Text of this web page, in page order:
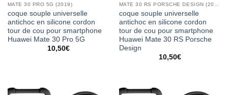
MATE 30 PRO 5G (2019)
coque souple universelle
antichoc en silicone cordon
tour de cou pour smartphone
Huawei Mate 30 Pro 5G
10,50€
MATE 30 RS PORSCHE DESIGN (2019)
coque souple universelle
antichoc en silicone cordon
tour de cou pour smartphone
Huawei Mate 30 RS Porsche
Design
10,50€